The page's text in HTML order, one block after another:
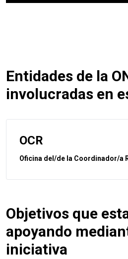
Entidades de la
involucradas en
OCR
Oficina del/de la Coordinador/a
Objetivos que
apoyando
iniciativa